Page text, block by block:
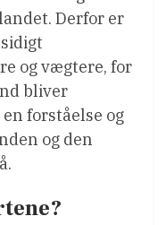
Derfor er
og vægtere, for
bliver
forståelse og
og den